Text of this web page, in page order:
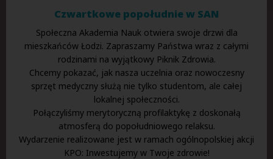
Czwartkowe popołudnie w SAN
Społeczna Akademia Nauk otwiera swoje drzwi dla
mieszkańców Łodzi. Zapraszamy Państwa wraz z całymi
rodzinami na wyjątkowy Piknik Zdrowia.
Chcemy pokazać, jak nasza uczelnia oraz nowoczesny
sprzęt medyczny służą nie tylko studentom, ale całej
lokalnej społeczności.
Połączyliśmy merytoryczną profilaktykę z doskonałą
atmosferą do popołudniowego relaksu.
Wydarzenie realizowane jest w ramach ogólnopolskiej akcji
KPO: Inwestujemy w Twoje zdrowie!